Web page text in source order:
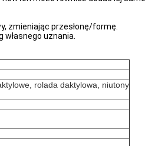
zmieniając przesłonę/formę.
uznania.
rolada daktylowa, niutony